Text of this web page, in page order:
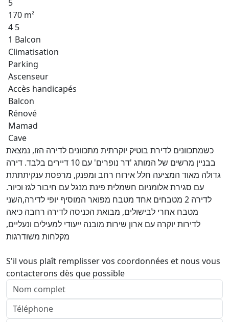
5
170 m²
4 5
1 Balcon
Climatisation
Parking
Ascenseur
Accès handicapés
Balcon
Rénové
Mamad
Cave
כשמתכוונים לדירת בוטיק יוקרתית מתכוונים לדירה הזו, נמצאת
בבניין מרשים של המותג 'דר נופרים' עם 10 דיירים בלבד. דירה
גדולה מאוד המציעה חלל אירוח רחב ומפנק, מרפסת ענקיתתתת
עם סגירת אלומניום חשמלית פינת מנגל עם חיבור לגז וכיור.
לדירה 2 מטבחים אחד מטבח מפואר המוסיף יופי לדירה,השני
מטבח אחרי לבישולים, מבואת הכניסה לדירה רחבה כיאה
לדירות יוקרה עם ארון שירות מובנה ייעודי למעילים ונעליים,
מקלחות משודרגות
S'il vous plaît remplisser vos coordonnées et nous vous
contacterons dès que possible